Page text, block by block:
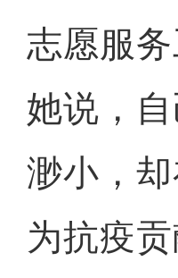
志愿服
她说，
渺小，
为抗疫